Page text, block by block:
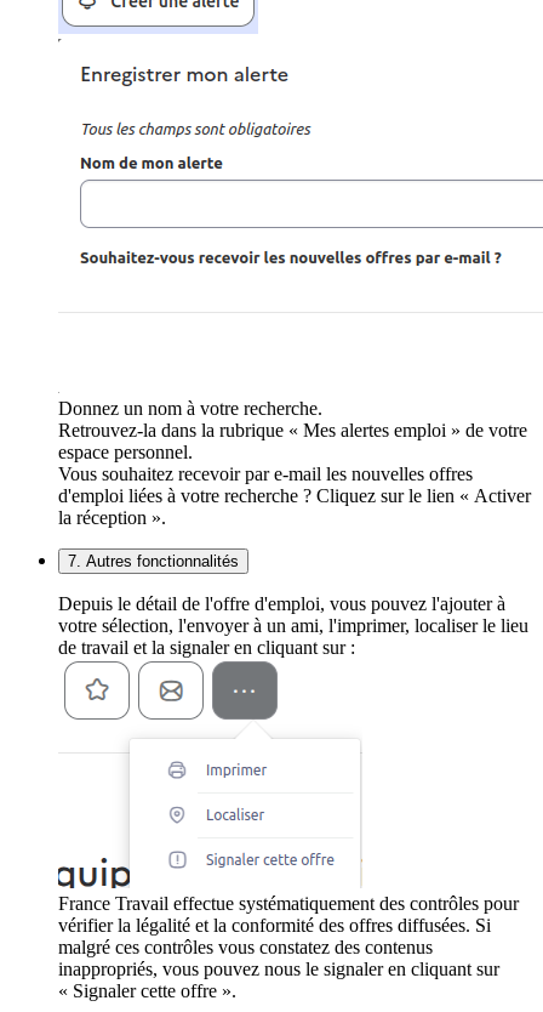
Donnez un nom à votre recherche.
Retrouvez-la dans la rubrique « Mes alertes emploi » de votre
espace personnel.
Vous souhaitez recevoir par e-mail les nouvelles offres
d'emploi liées à votre recherche ? Cliquez sur le lien « Activer
la réception ».
7. Autres fonctionnalités
Depuis le détail de l'offre d'emploi, vous pouvez l'ajouter à
votre sélection, l'envoyer à un ami, l'imprimer, localiser le lieu
de travail et la signaler en cliquant sur :
France Travail effectue systématiquement des contrôles pour
vérifier la légalité et la conformité des offres diffusées. Si
malgré ces contrôles vous constatez des contenus
inappropriés, vous pouvez nous le signaler en cliquant sur
« Signaler cette offre ».